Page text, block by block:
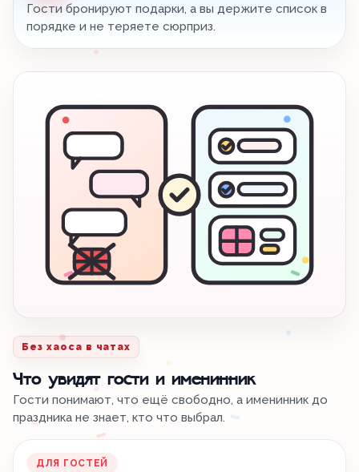
Гости бронируют подарки, а вы держите список в
порядке и не теряете сюрприз.
Без хаоса в чатах
Что увидят гости и именинник
Гости понимают, что ещё свободно, а именинник до
праздника не знает, кто что выбрал.
ДЛЯ ГОСТЕЙ